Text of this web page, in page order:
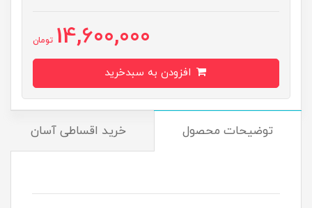
14,600,000 تومان
توضیحات محصول خرید اقساطی آسان